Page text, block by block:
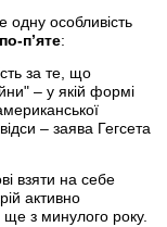
особливість
по-пʼяте:
за те, що
– у якій формі
– заява Гегсета
взяти на себе
активно
з минулого року.